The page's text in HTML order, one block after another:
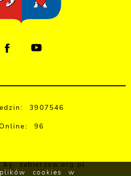
3907546
96
zabierzow.org.pl
cookies w